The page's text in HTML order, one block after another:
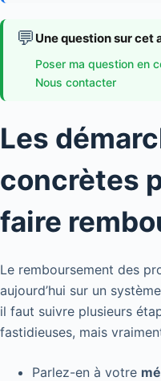
💬 Une question sur cet
Poser ma question en
Nous contacter
Les
concrètes
faire
Le remboursement des
aujourd’hui sur un
il faut suivre plusieurs
fastidieuses, mais
Parlez-en à votre